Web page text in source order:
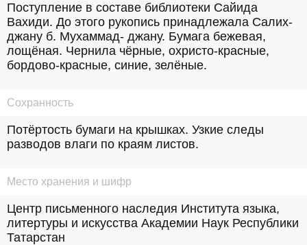
Поступление в составе библиотеки Сайида
Вахиди. До этого рукопись принадлежала Салих-
джану б. Мухаммад- джану. Бумага бежевая,
лощёная. Чернила чёрные, охристо-красные,
бордово-красные, синие, зелёные.
Сохранность
Потёртость бумаги на крышках. Узкие следы
разводов влаги по краям листов.
Место хранения и шифр
Центр письменного наследия Института языка,
литертуры и искусства Академии Наук Республики
Татарстан